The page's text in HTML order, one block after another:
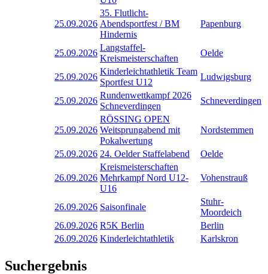
25.09.2026
35. Flutlicht-
Abendsportfest / BM
Hindernis
Papenburg
25.09.2026
Langstaffel-
Kreismeisterschaften
Oelde
25.09.2026
Kinderleichtathletik Team
Sportfest U12
Ludwigsburg
25.09.2026
Rundenwettkampf 2026
Schneverdingen
Schneverdingen
25.09.2026
RÖSSING OPEN
Weitsprungabend mit
Pokalwertung
Nordstemmen
25.09.2026 24. Oelder Staffelabend Oelde
26.09.2026
Kreismeisterschaften
Mehrkampf Nord U12-
U16
Vohenstrauß
26.09.2026 Saisonfinale
Stuhr-
Moordeich
26.09.2026 R5K Berlin
Berlin
26.09.2026 Kinderleichtathletik Karlskron
Suchergebnis